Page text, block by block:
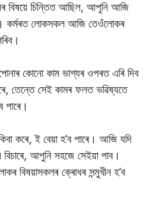
বিষয়ে চিন্তিত আছিল, আপুনি আজি
কৰ্মৰত লোকসকল আজি তেওঁলোকৰ
কোনো কাম ভাগ্যৰ ওপৰত এৰি দিব
তেন্তে সেই কামৰ ফলত ভৱিষ্যতে
পাৰে।
কৰে, ই বেয়া হ’ব পাৰে। আজি যদি
আপুনি সহজে সেইয়া পাব।
বিষয়াসকলৰ ক্ৰোধৰ সন্মুখীন হ’ব